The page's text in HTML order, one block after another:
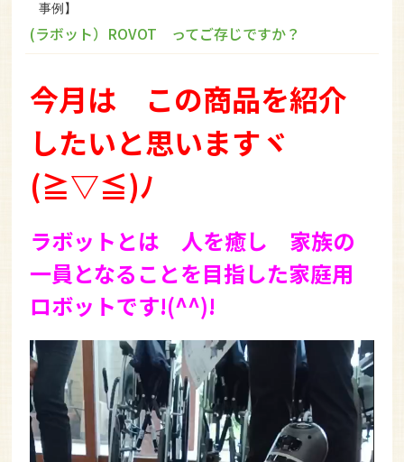
事例 】
(ラボット）ROVOT ってご存じですか？
今月は この商品を紹介
したいと思いますヾ
(≧▽≦)ﾉ
ラボットとは 人を癒し 家族の
一員となることを目指した家庭用
ロボットです!(^^)!
動
画
プ
レ
ー
ヤ